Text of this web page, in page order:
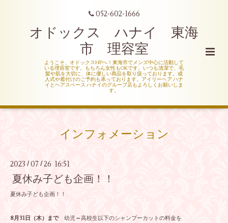
052-602-1666
オドックス ハナイ 東海
市 理容室
ようこそ、オドックスHPへ！東海市でメンズ中心に活動して
いる理容室です。もちろん女性もOKです。いつも清潔で、毛
髪や肌を大切に、体に優しい商品を取り扱っております。成
人式や着付けのご予約も承っております。アイリーヘア ハナ
イとヘアスペース ハナイのグループ店もよろしくお願いしま
す。
インフォメーション
2023 / 07 /26 16:51
夏休み子ども企画！！
夏休み子ども企画！！
8月31日（木）まで 幼児～高校生以下のシャンプーカットの料金を